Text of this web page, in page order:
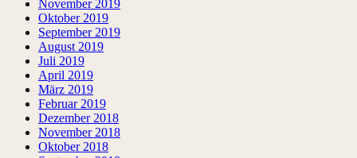
November 2019
Oktober 2019
September 2019
August 2019
Juli 2019
April 2019
März 2019
Februar 2019
Dezember 2018
November 2018
Oktober 2018